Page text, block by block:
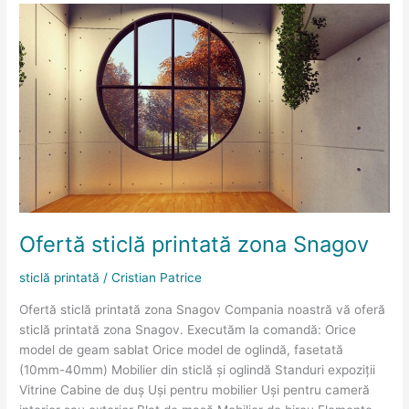
Ofertă sticlă printată zona Snagov
sticlă printată /Cristian Patrice
Ofertă sticlă printată zona Snagov Compania noastră vă oferă
sticlă printată zona Snagov. Executăm la comandă: Orice
model de geam sablat Orice model de oglindă, fasetată
(10mm-40mm) Mobilier din sticlă și oglindă Standuri expoziții
Vitrine Cabine de duș Uși pentru mobilier Uși pentru cameră
Ofertă
printată
zona
Snagov